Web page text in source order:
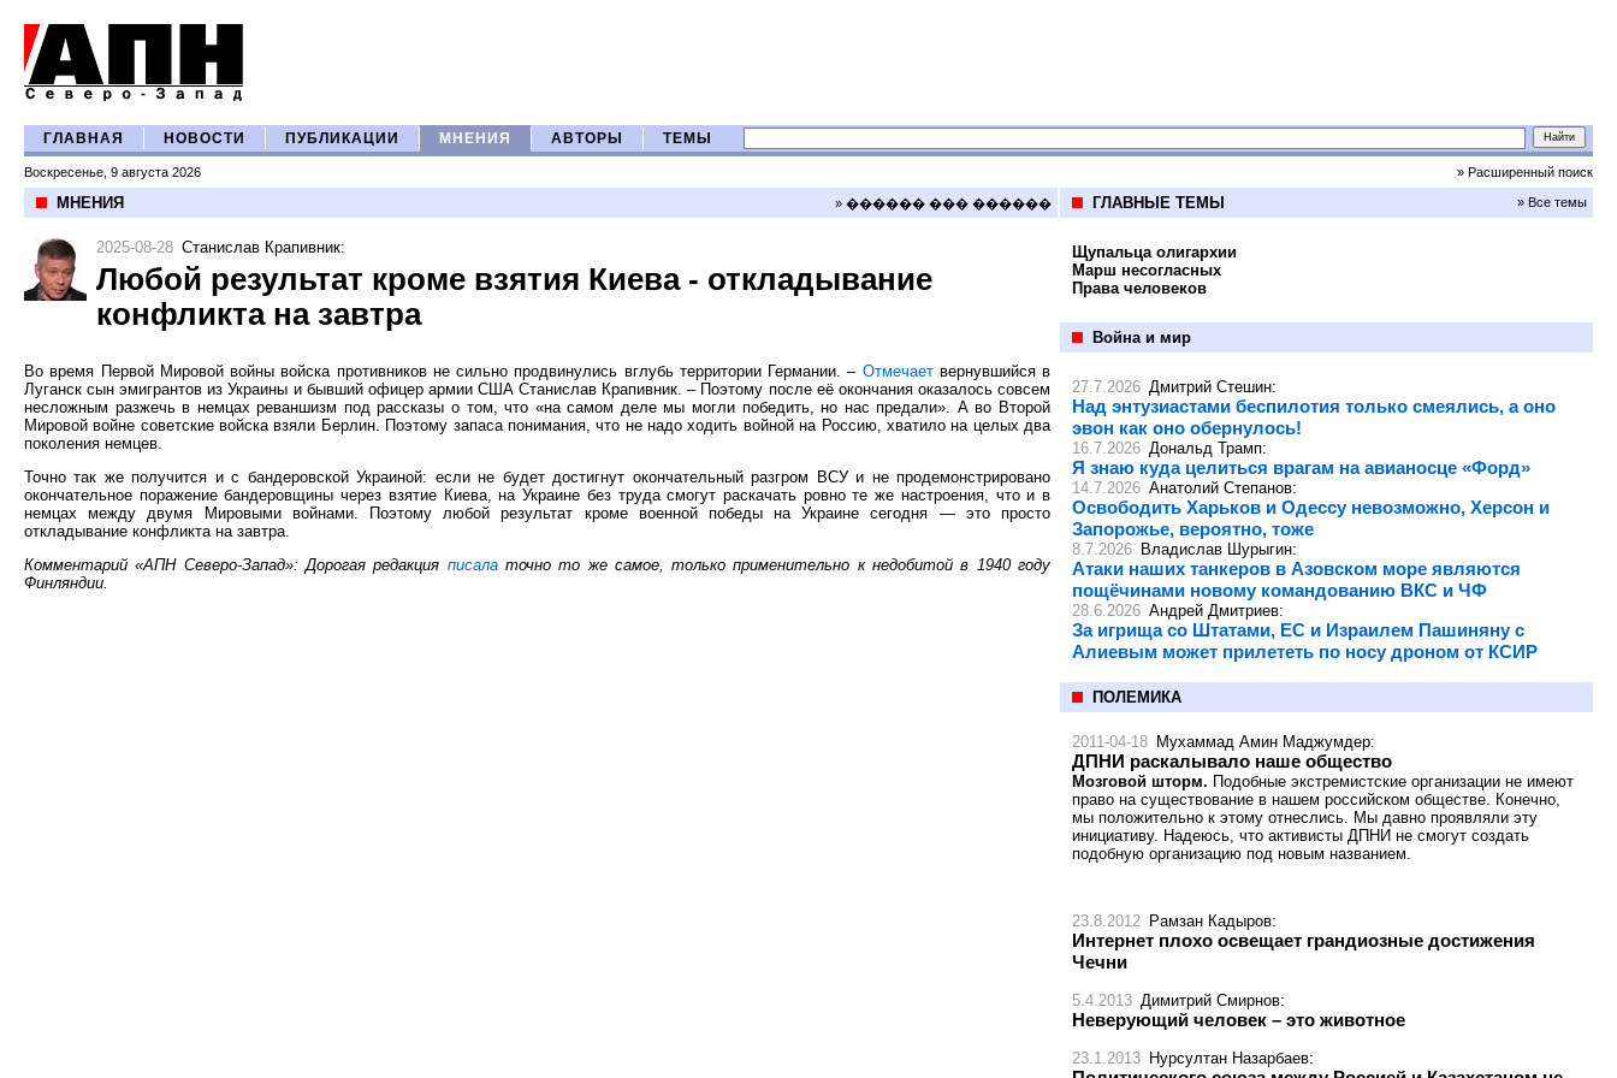
ГЛАВНАЯ НОВОСТИ ПУБЛИКАЦИИ МНЕНИЯ АВТОРЫ ТЕМЫ
Воскресенье, 9 августа 2026 » Расширенный поиск
МНЕНИЯ » ������ ��� ������
2025-08-28 Станислав Крапивник:
Любой результат кроме взятия Киева - откладывание
конфликта на завтра
Во время Первой Мировой войны войска противников не сильно продвинулись вглубь территории Германии. – Отмечаетвернувшийся в
Луганск сын эмигрантов из Украины и бывший офицер армии США Станислав Крапивник. – Поэтому после её окончания оказалось совсем
несложным разжечь в немцах реваншизм под рассказы о том, что «на самом деле мы могли победить, но нас предали». А во Второй
Мировой войне советские войска взяли Берлин. Поэтому запаса понимания, что не надо ходить войной на Россию, хватило на целых два
поколения немцев.
Точно так же получится и с бандеровской Украиной: если не будет достигнут окончательный разгром ВСУ и не продемонстрировано
окончательное поражение бандеровщины через взятие Киева, на Украине без труда смогут раскачать ровно те же настроения, что и в
немцах между двумя Мировыми войнами. Поэтому любой результат кроме военной победы на Украине сегодня — это просто
откладывание конфликта на завтра.
Комментарий «АПН Северо-Запад»: Дорогая редакция писалаточно то же самое, только применительно к недобитой в 1940 году
Финляндии.
ГЛАВНЫЕ ТЕМЫ » Все темы
Щупальца олигархии
Марш несогласных
Права человеков
Война и мир
27.7.2026 Дмитрий Стешин:
Над энтузиастами беспилотия только смеялись, а оно
эвон как оно обернулось!
16.7.2026 Дональд Трамп:
Я знаю куда целиться врагам на авианосце «Форд»
14.7.2026 Анатолий Степанов:
Освободить Харьков и Одессу невозможно, Херсон и
Запорожье, вероятно, тоже
8.7.2026 Владислав Шурыгин:
Атаки наших танкеров в Азовском море являются
пощёчинами новому командованию ВКС и ЧФ
28.6.2026 Андрей Дмитриев:
За игрища со Штатами, ЕС и Израилем Пашиняну с
Алиевым может прилететь по носу дроном от КСИР
ПОЛЕМИКА
2011-04-18 Мухаммад Амин Маджумдер:
ДПНИ раскалывало наше общество
Мозговой шторм. Подобные экстремистские организации не имеют
право на существование в нашем российском обществе. Конечно,
мы положительно к этому отнеслись. Мы давно проявляли эту
инициативу. Надеюсь, что активисты ДПНИ не смогут создать
подобную организацию под новым названием.
23.8.2012 Рамзан Кадыров:
Интернет плохо освещает грандиозные достижения
Чечни
5.4.2013 Димитрий Смирнов:
Неверующий человек – это животное
23.1.2013 Нурсултан Назарбаев: